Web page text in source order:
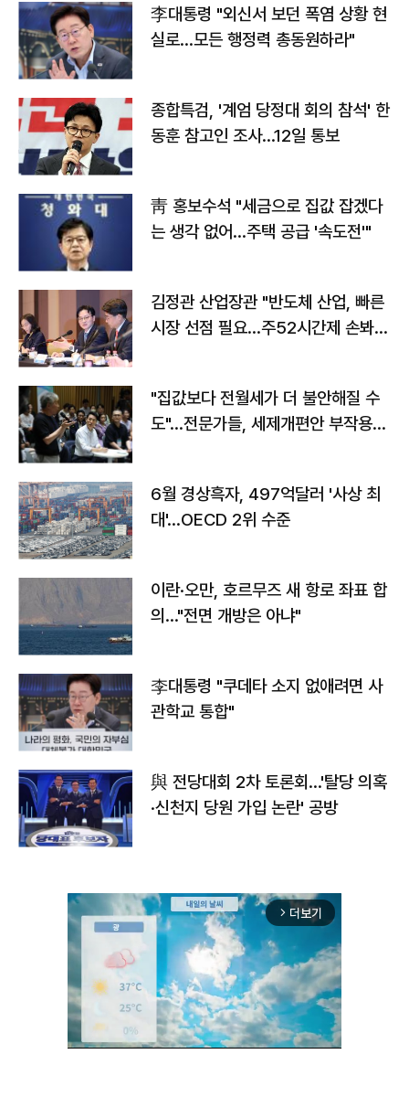
李대통령 "외신서 보던 폭염 상황 현
실로…모든 행정력 총동원하라"
종합특검, '계엄 당정대 회의 참석' 한
동훈 참고인 조사...12일 통보
靑 홍보수석 "세금으로 집값 잡겠다
는 생각 없어…주택 공급 '속도전'"
김정관 산업장관 "반도체 산업, 빠른
시장 선점 필요…주52시간제 손봐
"집값보다 전월세가 더 불안해질 수
도"…전문가들, 세제개편안 부작용
6월 경상흑자, 497억달러 '사상 최
대'…OECD 2위 수준
이란·오만, 호르무즈 새 항로 좌표 합
의…"전면 개방은 아냐"
李대통령 "쿠데타 소지 없애려면 사
관학교 통합"
與 전당대회 2차 토론회…'탈당 의혹
·신천지 당원 가입 논란' 공방
arrow_forward_ios 더보기